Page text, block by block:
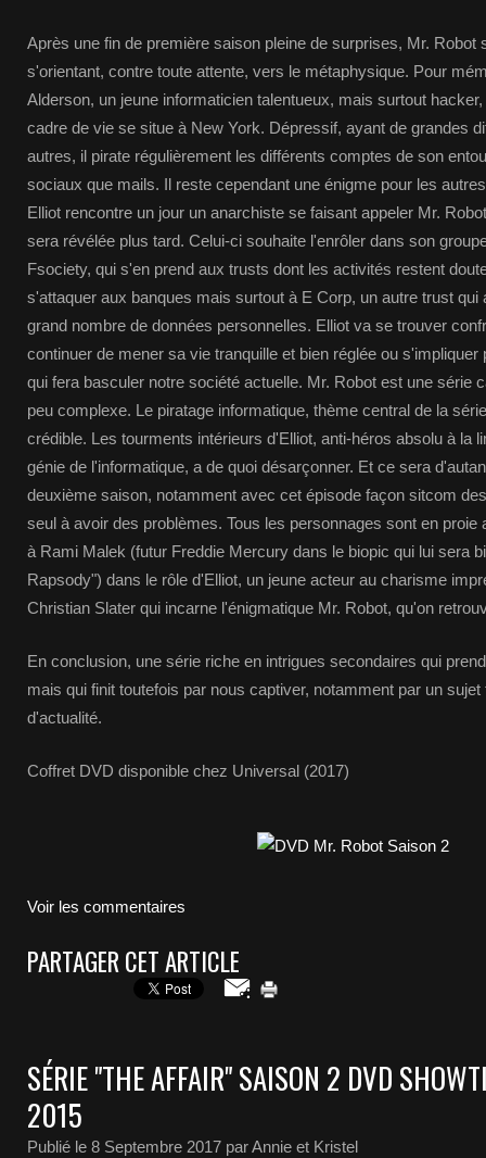
Après une fin de première saison pleine de surprises, Mr. Robot
s'orientant, contre toute attente, vers le métaphysique. Pour
Alderson, un jeune informaticien talentueux, mais surtout
cadre de vie se situe à New York. Dépressif, ayant de grandes
autres, il pirate régulièrement les différents comptes de son
sociaux que mails. Il reste cependant une énigme pour les
Elliot rencontre un jour un anarchiste se faisant appeler Mr.
sera révélée plus tard. Celui-ci souhaite l'enrôler dans son
Fsociety, qui s'en prend aux trusts dont les activités restent
s'attaquer aux banques mais surtout à E Corp, un autre trust
grand nombre de données personnelles. Elliot va se trouver
continuer de mener sa vie tranquille et bien réglée ou
qui fera basculer notre société actuelle. Mr. Robot est une série
peu complexe. Le piratage informatique, thème central de la
crédible. Les tourments intérieurs d'Elliot, anti-héros absolu à la
génie de l'informatique, a de quoi désarçonner. Et ce sera
deuxième saison, notamment avec cet épisode façon sitcom
seul à avoir des problèmes. Tous les personnages sont en proie
à Rami Malek (futur Freddie Mercury dans le biopic qui lui sera
Rapsody") dans le rôle d'Elliot, un jeune acteur au charisme
Christian Slater qui incarne l'énigmatique Mr. Robot, qu'on
En conclusion, une série riche en intrigues secondaires qui
mais qui finit toutefois par nous captiver, notamment par un
d'actualité.
Coffret DVD disponible chez Universal (2017)
Voir les commentaires
PARTAGER CET ARTICLE
SÉRIE "THE AFFAIR" SAISON 2 DVD
2015
Publié le 8 Septembre 2017 par Annie et Kristel